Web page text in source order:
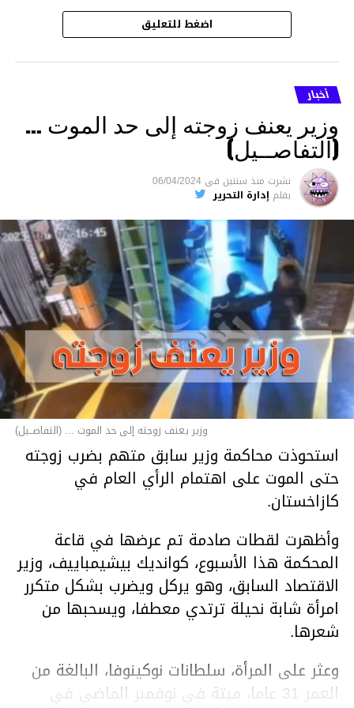
اضغط للتعليق
أخبار
وزير يعنف زوجته إلى حد الموت …
(التفاصــيل)
نشرت منذ سنتين فى 06/04/2024
بقلم إدارة التحرير
وزير يعنف زوجته إلى حد الموت ... (التفاصــيل)
استحوذت محاكمة وزير سابق متهم بضرب زوجته
حتى الموت على اهتمام الرأي العام في
كازاخستان.
وأظهرت لقطات صادمة تم عرضها في قاعة
المحكمة هذا الأسبوع، كوانديك بيشيمباييف، وزير
الاقتصاد السابق، وهو يركل ويضرب بشكل متكرر
امرأة شابة نحيلة ترتدي معطفا، ويسحبها من
شعرها.
وعثر على المرأة، سلطانات نوكينوفا، البالغة من
العمر 31 عاما، ميتة في نوفمبر الماضي في